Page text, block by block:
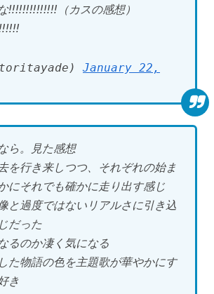
‼️‼️‼️‼️‼️‼️‼️（カスの感想）
January 22,
ら。見た感想
を行き来しつつ、それぞれの始ま
にそれでも確かに走り出す感じ
と過度ではないリアルさに引き込
だった
るのか凄く気になる
た物語の色を主題歌が華やかにす
き